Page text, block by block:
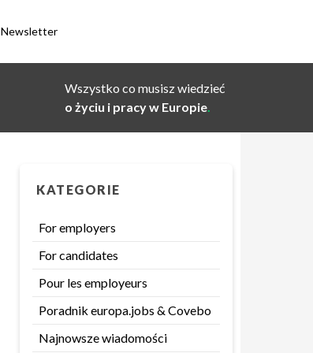
Newsletter
Wszystko co musisz wiedzieć
o życiu i pracy w Europie.
KATEGORIE
For employers
For candidates
Pour les employeurs
Poradnik europa.jobs & Covebo
Najnowsze wiadomości